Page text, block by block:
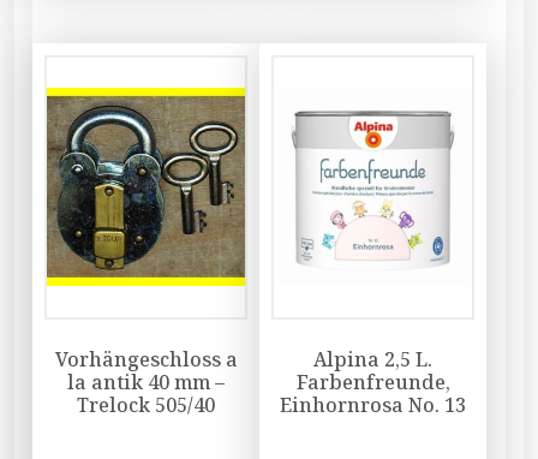
Vorhängeschloss a
la antik 40 mm –
Trelock 505/40
Alpina 2,5 L.
Farbenfreunde,
Einhornrosa No. 13